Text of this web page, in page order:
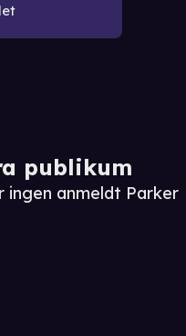
publikum
ingen anmeldt Parker